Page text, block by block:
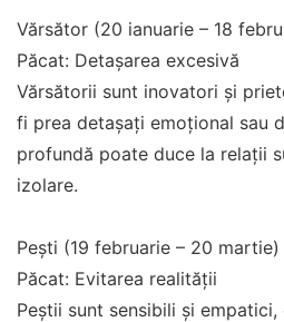
Vărsător (20 ianuarie – 18
Păcat: Detașarea excesivă
Vărsătorii sunt inovatori și
fi prea detașați emoțional sau
profundă poate duce la relații
izolare.
Pești (19 februarie – 20 martie)
Păcat: Evitarea realității
Peștii sunt sensibili și